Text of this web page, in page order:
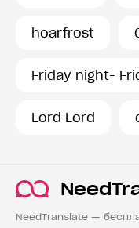
hoarfrost
Friday night-
Lord Lord
NeedTranslate —